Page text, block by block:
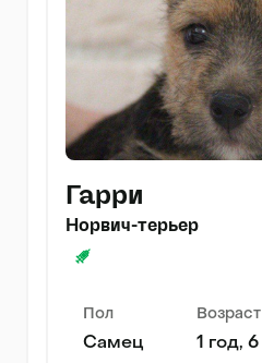
Гарри
Норвич-терьер
Пол
Самец
Возраст
1 год, 6